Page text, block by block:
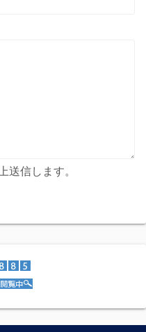
送信します。